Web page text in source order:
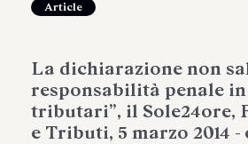
Article
La dichiarazione non
responsabilità penale
tributari”, il Sole24ore,
e Tributi, 5 marzo 2014